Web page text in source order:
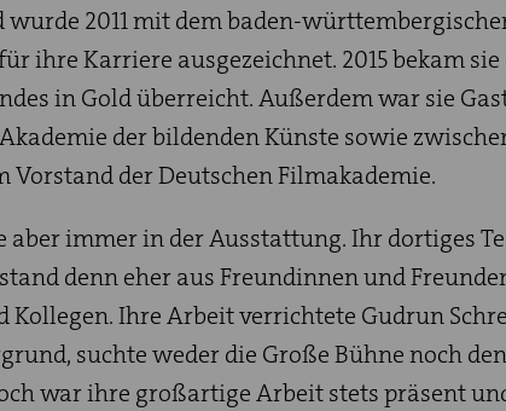
wurde 2011 mit dem baden-
ihre Karriere ausgezeichnet. 2015 bekam
in Gold überreicht. Außerdem war sie
der bildenden Künste sowie
Vorstand der Deutschen Filmakademie.
aber immer in der Ausstattung. Ihr dortiges
denn eher aus Freundinnen und
Kollegen. Ihre Arbeit verrichtete Gudrun
suchte weder die Große Bühne noch
war ihre großartige Arbeit stets präsent